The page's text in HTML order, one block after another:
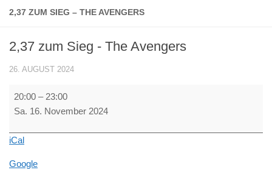
2,37 ZUM SIEG – THE AVENGERS
2,37 zum Sieg - The Avengers
26. AUGUST 2024
2,37
zum
-
Avengers
20:00 – 23:00
Sa. 16. November 2024
iCal
Google